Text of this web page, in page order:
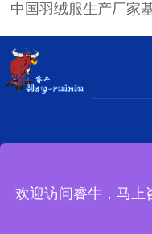
中国羽绒服生产厂家基地
广东睿牛
欢迎访问睿牛，马上